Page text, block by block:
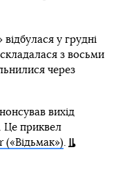
у грудні
з восьми
через
вихід
Це приквел
(«Відьмак»)